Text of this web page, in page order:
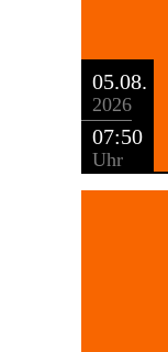
05.08.
2026
07:50
Uhr